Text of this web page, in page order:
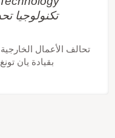
تكنولوجيا
تحالف الأعمال الخارجية
بقيادة يان